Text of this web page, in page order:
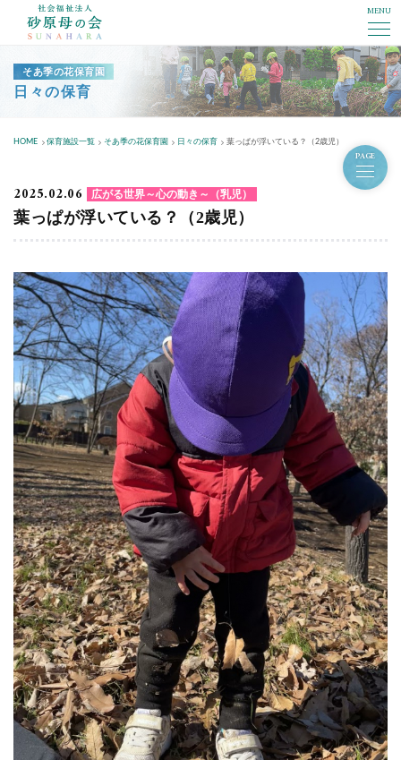
MENU
そあ季の花保育園
日々の保育
HOME 保育施設一覧 そあ季の花保育園 日々の保育 葉っぱが浮いている？（2歳児）
PAGE
2025.02.06 広がる世界～心の動き～（乳児）
葉っぱが浮いている？（2歳児）